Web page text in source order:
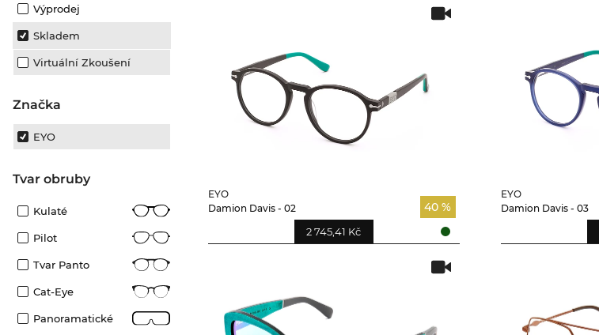
Výprodej
Skladem
Virtuální Zkoušení
Značka
EYO
Tvar obruby
Kulaté
Pilot
Tvar Panto
Cat-Eye
Panoramatické
EYO
Damion Davis - 02
40 %
2 745,41 Kč
EYO
Damion Davis - 03